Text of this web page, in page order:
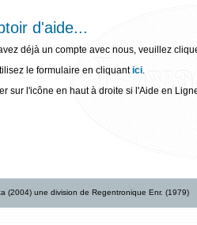
d'aide...
déjà un compte avec nous, veuillez
le formulaire en cliquantici.
sur l'icône en haut à droite si l'Aide en
(2004) une division de Regentronique Enr. (1979)